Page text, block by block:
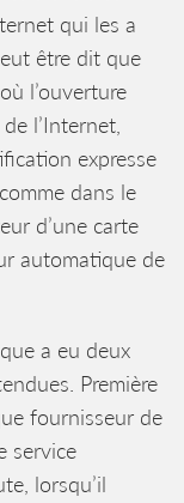
qui les a
être dit que
l’ouverture
l’Internet,
expresse
dans le
d’une carte
automatique de
a eu deux
Première
fournisseur de
service
lorsqu’il